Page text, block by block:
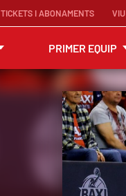
TICKETS I ABONAMENTS VIU
PRIMER EQUIP